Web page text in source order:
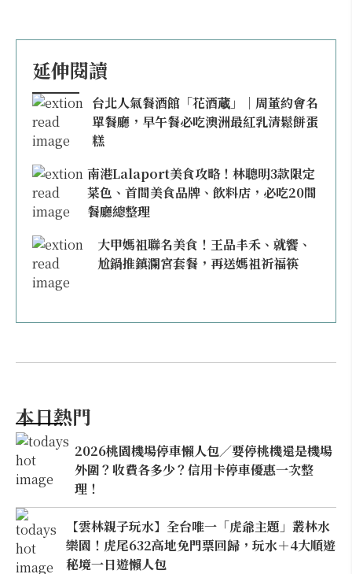
延伸閱讀
台北人氣餐酒館「花酒蔵」｜周董約會名
單餐廳，早午餐必吃澳洲最紅乳清鬆餅蛋
糕
南港Lalaport美食攻略！林聰明3款限定
菜色、首間美食品牌、飲料店，必吃20間
餐廳總整理
大甲媽祖聯名美食！王品丰禾、就饗、
尬鍋推鎮瀾宮套餐，再送媽祖祈福筷
本日熱門
2026桃園機場停車懶人包／要停桃機還是機場
外圍？收費各多少？信用卡停車優惠一次整
理！
【雲林親子玩水】全台唯一「虎爺主題」叢林水
樂園！虎尾632高地免門票回歸，玩水＋4大順遊
秘境一日遊懶人包